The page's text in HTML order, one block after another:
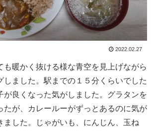
2022.02.27
も暖かく抜ける様な青空を見上げながら
しました。駅までの１５分くらいでした
が良くなった気がしました。グラタンを
たが、カレールーがずっとあるのに気が
ました。じゃがいも、にんじん、玉ね